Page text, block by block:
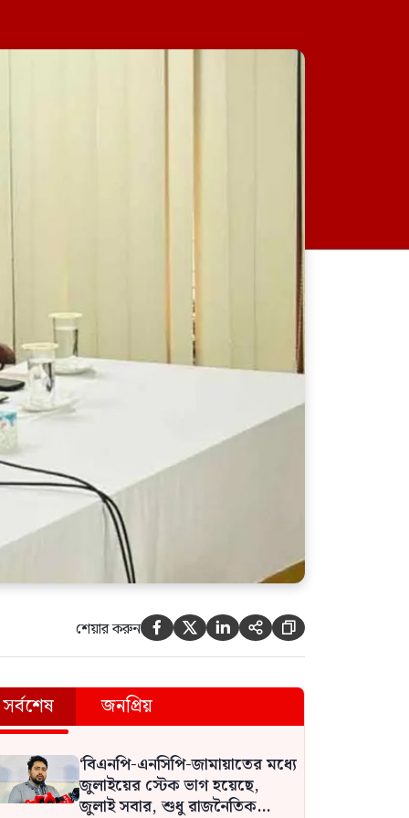
এনসিপির পরিণতিও ফ্রিডম পার্টির
মতো হবে: প্রতিমন্ত্রী নুর
বিটিভির নতুন মহাপরিচালক হিসেবে
নিয়োগ পেলেন কাজী জেসিন
শেয়ার করুন     
সর্বশেষ জনপ্রিয়
‘বিএনপি-এনসিপি-জামায়াতের মধ্যে
জুলাইয়ের স্টেক ভাগ হয়েছে,
জুলাই সবার, শুধু রাজনৈতিক